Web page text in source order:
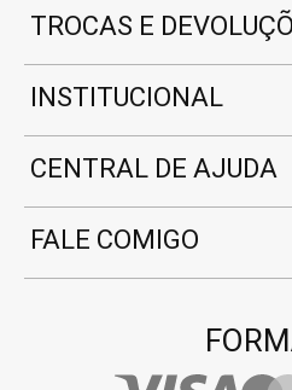
TROCAS E
INSTITUCIONAL
CENTRAL DE AJUDA
FALE COMIGO